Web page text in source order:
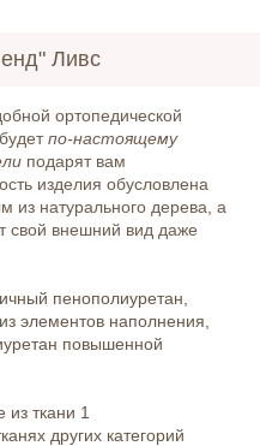
Ливс
ортопедической
по-настоящему
подарят вам
изделия обусловлена
из натурального дерева, а
свой внешний вид даже
пенополиуретан,
элементов наполнения,
повышенной
из ткани 1
других категорий